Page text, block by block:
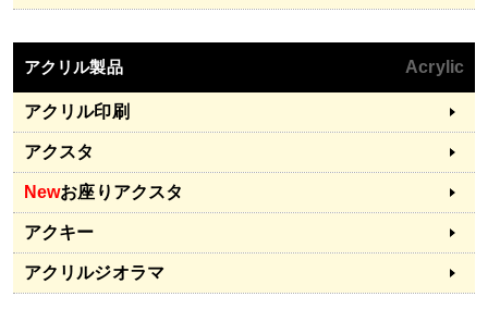
アクリル製品 Acrylic
アクリル印刷
アクスタ
Newお座りアクスタ
アクキー
アクリルジオラマ